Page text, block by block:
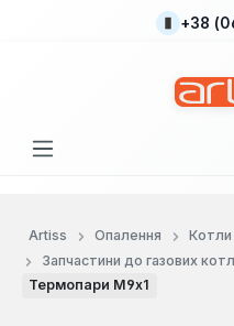
Перейти до основного
+38
Artiss Опалення Котли
Запчастини до газових
Термопари М9х1